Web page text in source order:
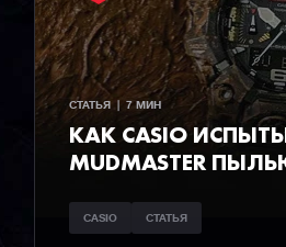
СТАТЬЯ  |  7 МИН
КАК CASIO
MUDMASTER
CASIO СТАТЬЯ